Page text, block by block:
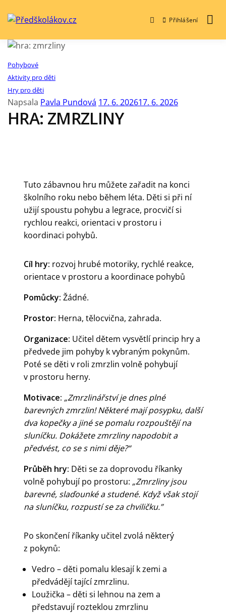
Přihlášení
Pohybové
Aktivity pro děti
Hry pro děti
Napsala Pavla Pundová 17. 6. 202617. 6. 2026
HRA: ZMRZLINY
Tuto zábavnou hru můžete zařadit na konci
školního roku nebo během léta. Děti si při ní
užijí spoustu pohybu a legrace, procvičí si
rychlou reakci, orientaci v prostoru i
koordinaci pohybů.
Cíl hry: rozvoj hrubé motoriky, rychlé reakce,
orientace v prostoru a koordinace pohybů
Pomůcky: Žádné.
Prostor: Herna, tělocvična, zahrada.
Organizace: Učitel dětem vysvětlí princip hry a
předvede jim pohyby k vybraným pokynům.
Poté se děti v roli zmrzlin volně pohybují
v prostoru herny.
Motivace: „Zmrzlinářství je dnes plné
barevných zmrzlin! Některé mají posypku, další
dva kopečky a jiné se pomalu rozpouštějí na
sluníčku. Dokážete zmrzliny napodobit a
předvést, co se s nimi děje?“
Průběh hry: Děti se za doprovodu říkanky
volně pohybují po prostoru: „Zmrzliny jsou
barevné, slaďounké a studené. Když však stojí
na sluníčku, rozpustí se za chviličku.”
Po skončení říkanky učitel zvolá některý
z pokynů:
Vedro – děti pomalu klesají k zemi a
předvádějí tající zmrzlinu.
Loužička – děti si lehnou na zem a
představují rozteklou zmrzlinu